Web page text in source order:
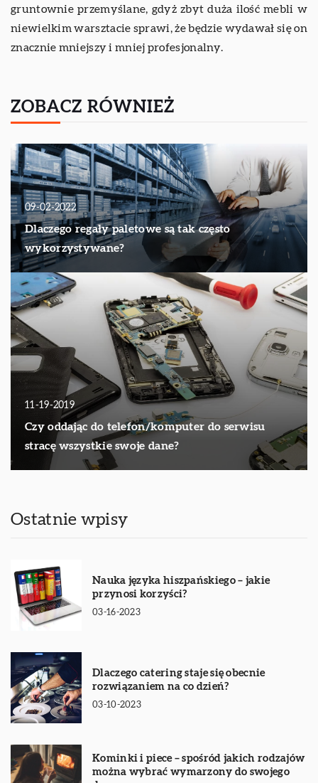
gruntownie przemyślane, gdyż zbyt duża ilość mebli w
niewielkim warsztacie sprawi, że będzie wydawał się on
znacznie mniejszy i mniej profesjonalny.
ZOBACZ RÓWNIEŻ
09-02-2022
Dlaczego regały paletowe są tak często
wykorzystywane?
11-19-2019
Czy oddając do telefon/komputer do serwisu
stracę wszystkie swoje dane?
Ostatnie wpisy
Nauka języka hiszpańskiego – jakie
przynosi korzyści?
03-16-2023
Dlaczego catering staje się obecnie
rozwiązaniem na co dzień?
03-10-2023
Kominki i piece – spośród jakich rodzajów
można wybrać wymarzony do swojego